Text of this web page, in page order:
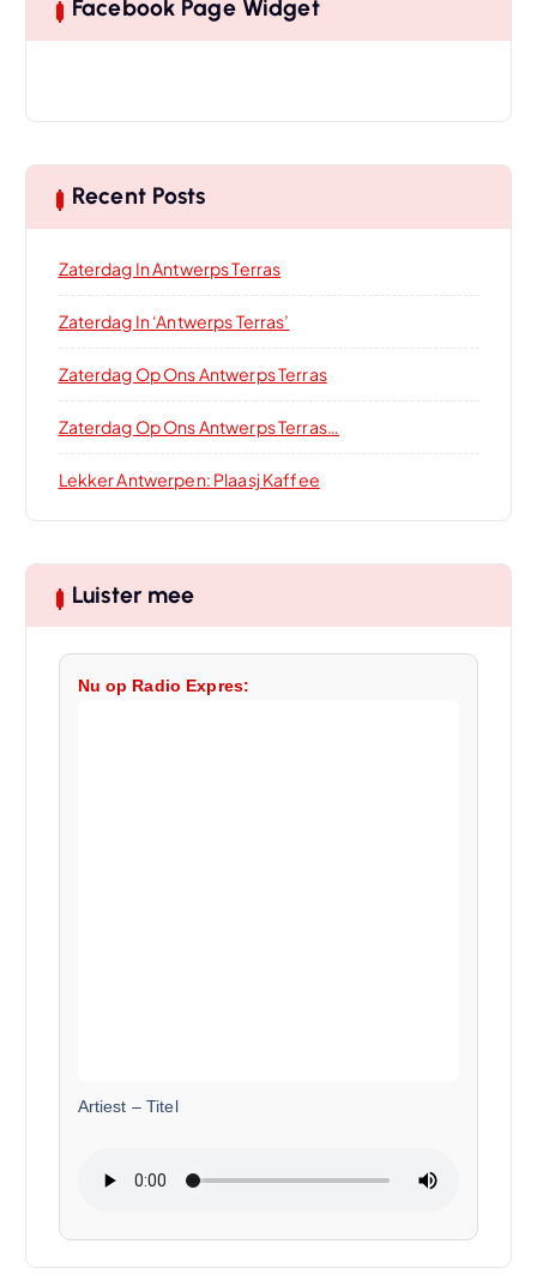
Facebook Page Widget
Recent Posts
Zaterdag In Antwerps Terras
Zaterdag In ‘Antwerps Terras’
Zaterdag Op Ons Antwerps Terras
Zaterdag Op Ons Antwerps Terras…
Lekker Antwerpen: Plaasj Kaffee
Luister mee
Nu op Radio Expres:
Artiest – Titel